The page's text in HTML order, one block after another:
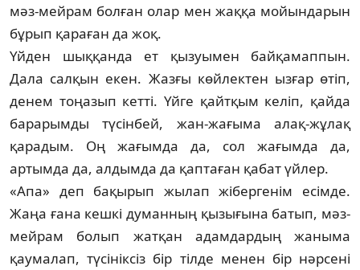
мәз-мейрам болған олар мен жақ­қа мойындарын
бұрып қараған да жоқ.
Үйден шыққанда ет қызуымен байқамап­пын.
Дала салқын екен. Жазғы көйлектен ызғар өтіп,
денем тоңазып кетті. Үйге қайтқым келіп, қайда
барарымды түсінбей, жан-жағыма алақ-жұлақ
қарадым. Оң жа­ғым­да да, сол жағымда да,
артымда да, алд­ымда да қаптаған қабат үйлер.
«Апа» деп бақырып жылап жібергенім есімде.
Жаңа ғана кешкі думанның қызығына батып, мәз-
мейрам болып жатқан адамдар­дың жаныма
қаумалап, түсініксіз бір тілде менен бір нәрсені